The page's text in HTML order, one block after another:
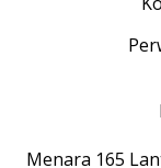
Menara 165